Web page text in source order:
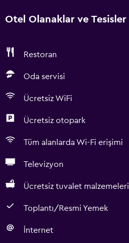
Otel Olanaklar ve Tesisler
Restoran
Oda servisi
Ücretsiz WiFi
Ücretsiz otopark
Tüm alanlarda Wi-Fi erişimi
Televizyon
Ücretsiz tuvalet malzemeleri
Toplantı/Resmi Yemek
İnternet